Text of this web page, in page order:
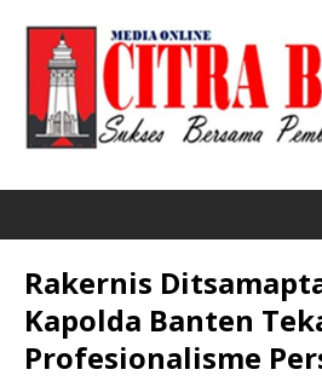
Rakernis
Kapolda Banten
Profesionalisme